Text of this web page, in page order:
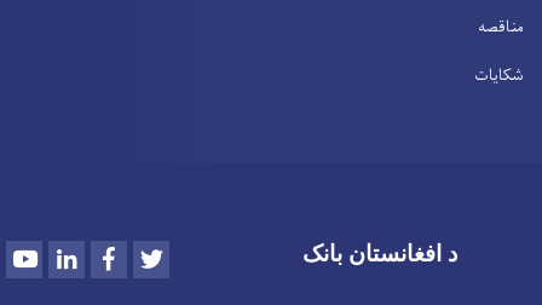
مناقصه
شکایات
د افغانستان بانک YoutubeLinkedInFacebook